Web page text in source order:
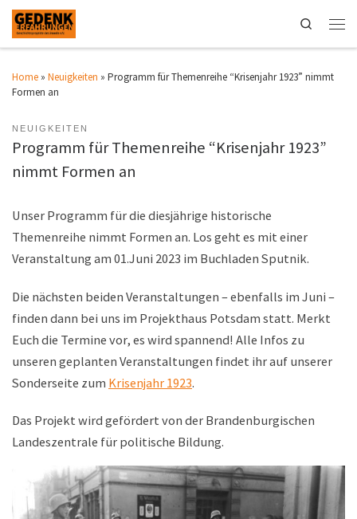
Search
Home » Neuigkeiten » Programm für Themenreihe “Krisenjahr 1923” nimmt
Formen an
NEUIGKEITEN
Programm für Themenreihe “Krisenjahr 1923”
nimmt Formen an
Unser Programm für die diesjährige historische
Themenreihe nimmt Formen an. Los geht es mit einer
Veranstaltung am 01.Juni 2023 im Buchladen Sputnik.
Die nächsten beiden Veranstaltungen – ebenfalls im Juni –
finden dann bei uns im Projekthaus Potsdam statt. Merkt
Euch die Termine vor, es wird spannend! Alle Infos zu
unseren geplanten Veranstaltungen findet ihr auf unserer
Sonderseite zum Krisenjahr 1923.
Das Projekt wird gefördert von der Brandenburgischen
Landeszentrale für politische Bildung.